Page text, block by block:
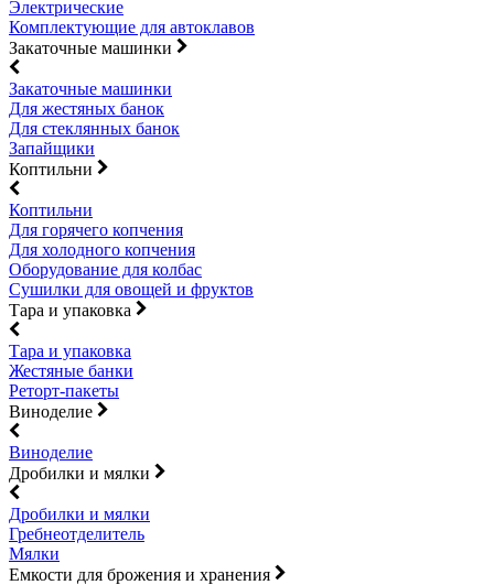
Электрические
Комплектующие для автоклавов
Закаточные машинки
Закаточные машинки
Для жестяных банок
Для стеклянных банок
Запайщики
Коптильни
Коптильни
Для горячего копчения
Для холодного копчения
Оборудование для колбас
Сушилки для овощей и фруктов
Тара и упаковка
Тара и упаковка
Жестяные банки
Реторт-пакеты
Виноделие
Виноделие
Дробилки и мялки
Дробилки и мялки
Гребнеотделитель
Мялки
Емкости для брожения и хранения